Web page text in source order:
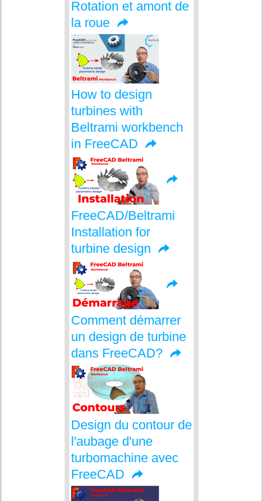
Rotation et amont de
la roue
How to design
turbines with
Beltrami workbench
in FreeCAD
FreeCAD/Beltrami
Installation for
turbine design
Comment démarrer
un design de turbine
dans FreeCAD?
Design du contour de
l'aubage d'une
turbomachine avec
FreeCAD